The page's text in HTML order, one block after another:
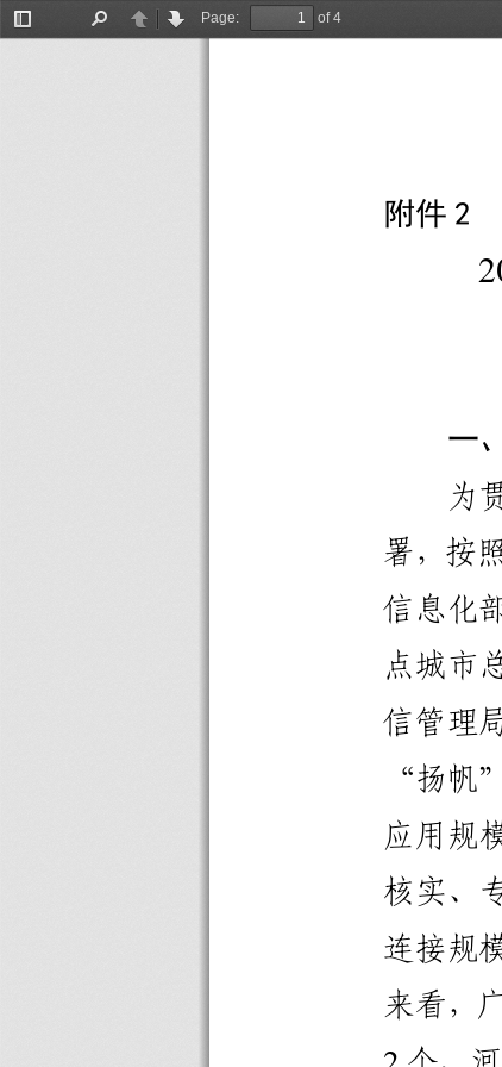
Toggle
PreviousNext
Page:
of 4
附件2
一
为
署，按
信息化
点城市
信管理
“扬帆
应用规
核实、
连接规
来看，